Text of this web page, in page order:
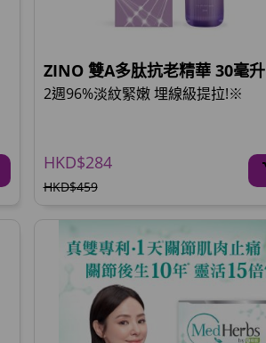
ZINO 雙A多肽抗老精華 30毫升
2週96%淡紋緊嫩 埋線級提拉!※
HKD$284
HKD$459